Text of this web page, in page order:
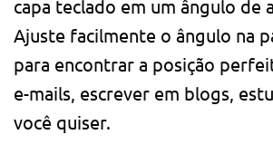
capa teclado em um ângulo de
Ajuste facilmente o ângulo na
para encontrar a posição
e-mails, escrever em blogs,
você quiser.